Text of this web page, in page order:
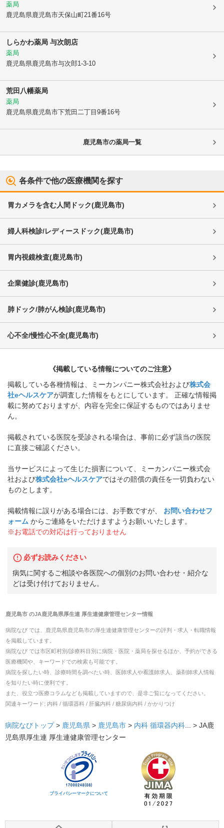
薬局
鹿児島県鹿児島市天保山町21番16号
しらかわ薬局 与次朗店
薬局
鹿児島県鹿児島市与次郎1-3-10
荒田八幡薬局
薬局
鹿児島県鹿児島市下荒田二丁目9番16号
鹿児島市の薬局一覧
各条件で他の医療機関を探す
胃カメラを含む人間ドック(鹿児島市)
婦人科検診/レディースドック(鹿児島市)
胃内視鏡検査(鹿児島市)
企業健診(鹿児島市)
肺ドック/肺がん検診(鹿児島市)
心不全/慢性心不全(鹿児島市)
《掲載している情報についてのご注意》
掲載している各種情報は、ミーカンパニー株式会社および株式会
社eヘルスケアが調査した情報をもとにしています。 正確な情報掲
載に努めておりますが、内容を完全に保証するものではありませ
ん。
掲載されている医院を受診される場合は、事前に必ず該当の医院
に直接ご確認ください。
当サービスによって生じた損害について、ミーカンパニー株式会
社および株式会社eヘルスケアではその賠償の責任を一切負わない
ものとします。
掲載情報に誤りがある場合には、お手数ですが、
お問い合わせフ
ォーム からご連絡をいただけますようお願いいたします。
※お電話での対応は行っておりません
必ずお読みください
病気に関するご相談や各医院への個別のお問い合わせ・紹介な
どは受け付けておりません。
鹿児島市のJA鹿児島県厚生連 厚生連健康管理センター情報
病院なび では、 鹿児島県 鹿児島市の厚生連健康管理センターの評判・求人・転職情報
を掲載しています。
病院なび では市区町村別/診療科目別に病院・医院・薬局を探せるほか、予約ができる
医療機関や、キーワードでの検索も可能です。
病院を探したい時、診療時間を調べたい時、医師求人や看護師求人、薬剤師求人情報
を知りたい時に便利です。
また、役立つ医療コラムなども掲載していますので、是非ご覧になってください。
関連キーワード: 内科 / 循環器科 / 肝臓内科 / 糖尿病内科 / かかりつけ
病院なびトップ > 鹿児島県 > 鹿児島市 > 内科 循環器内科... > JA鹿
児島県厚生連 厚生連健康管理センター
プライバシーマークについて